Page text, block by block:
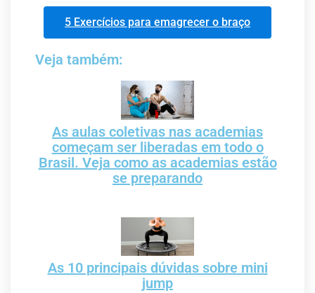
5 Exercícios para emagrecer o braço
Veja também:
As aulas coletivas nas academias
começam ser liberadas em todo o
Brasil. Veja como as academias estão
se preparando
As 10 principais dúvidas sobre mini
jump